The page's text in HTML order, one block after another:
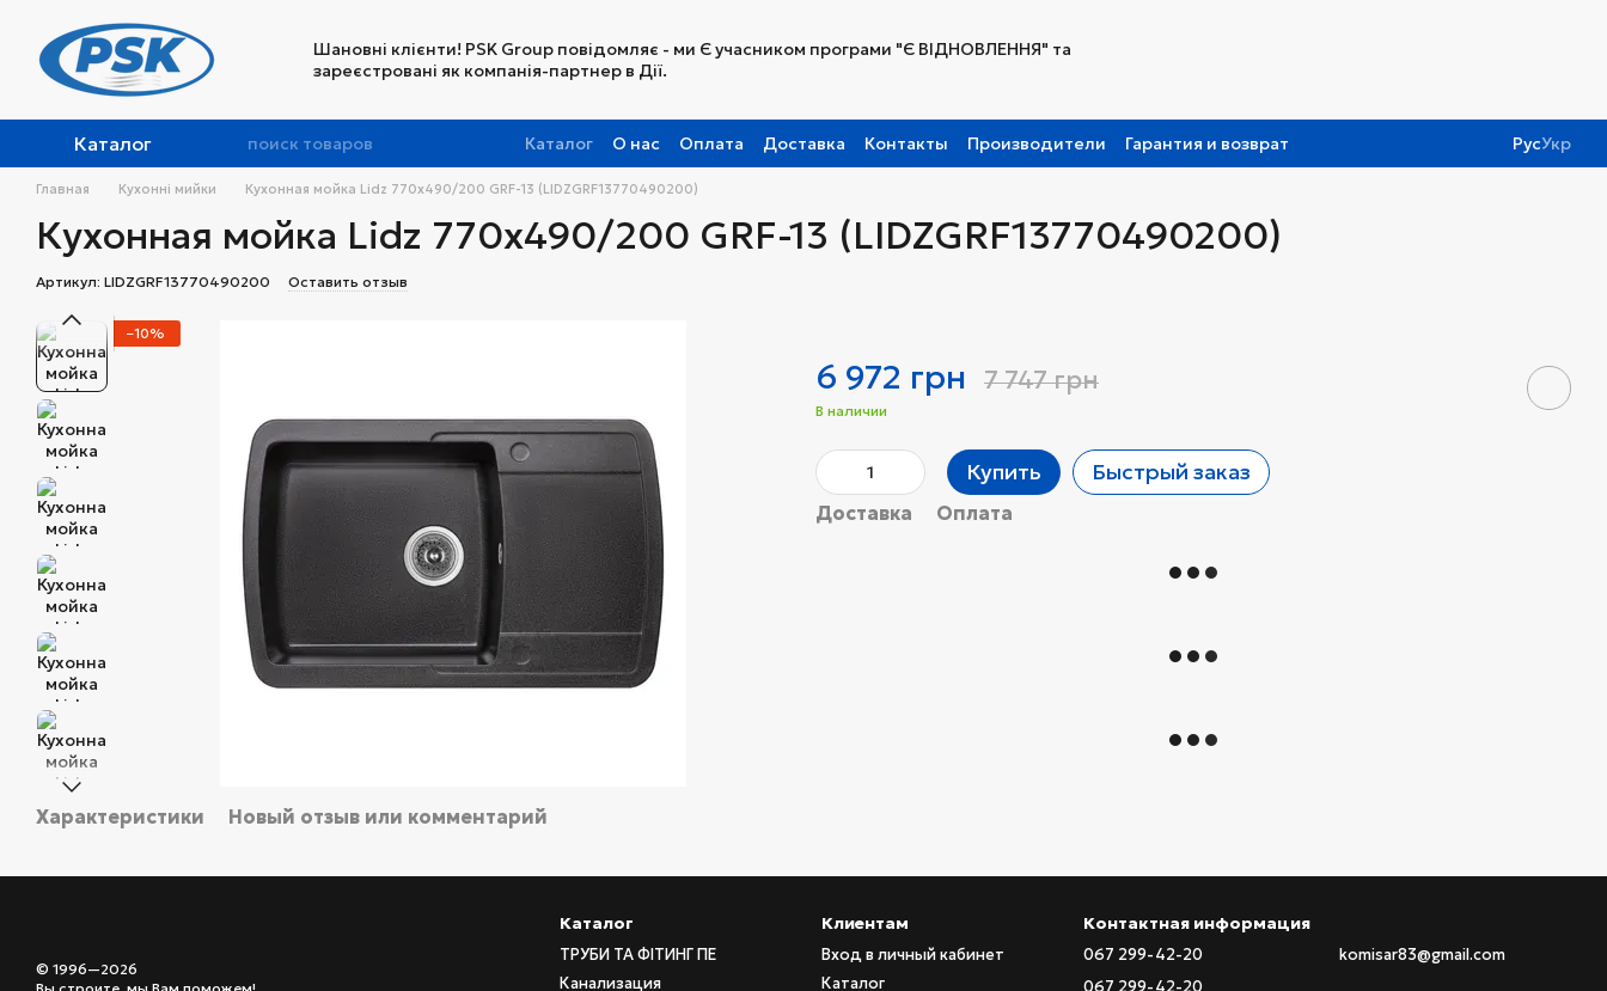
Шановні клієнти! PSK Group повідомляє - ми Є учасником програми "Є ВІДНОВЛЕННЯ" та
зареєстровані як компанія-партнер в Дії.
Каталог Каталог О нас Оплата Доставка Контакты Производители
Гарантия и возврат
Партнерская программа
РусУкр
Главная Кухонні мийки Кухонная мойка Lidz 770х490/200 GRF-13 (LIDZGRF13770490200)
Кухонная мойка Lidz 770х490/200 GRF-13 (LIDZGRF13770490200)
Артикул: LIDZGRF13770490200 Оставить отзыв
−10%
6 972 грн 7 747 грн
В наличии
Купить Быстрый заказ
Доставка Оплата
Характеристики Новый отзыв или комментарий
© 1996—2026
Каталог
ТРУБИ ТА ФІТИНГ ПЕ
Канализация
Клиентам
Вход в личный кабинет
Каталог
Контактная информация
067 299-42-20
067 299-42-20
komisar83@gmail.com